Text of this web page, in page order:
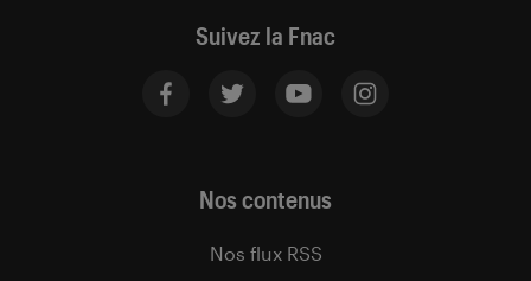
Suivez la Fnac
Nos contenus
Nos flux RSS